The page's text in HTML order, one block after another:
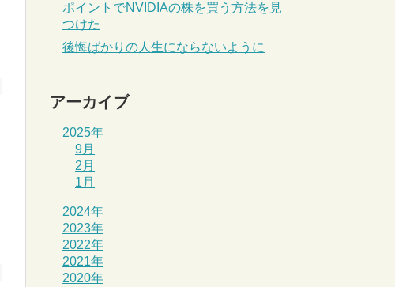
ポイントでNVIDIAの株を買う方法を見
つけた
後悔ばかりの人生にならないように
アーカイブ
2025年
9月
2月
1月
2024年
2023年
2022年
2021年
2020年